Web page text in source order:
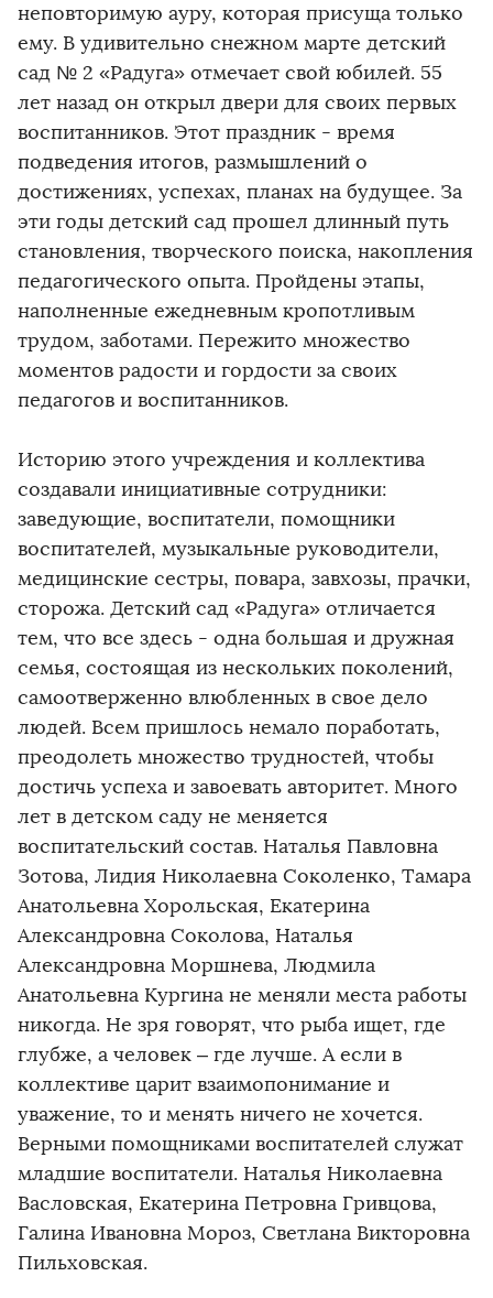
неповторимую ауру, которая присуща только
ему. В удивительно снежном марте детский
сад № 2 «Радуга» отмечает свой юбилей. 55
лет назад он открыл двери для своих первых
воспитанников. Этот праздник - время
подведения итогов, размышлений о
достижениях, успехах, планах на будущее. За
эти годы детский сад прошел длинный путь
становления, творческого поиска, накопления
педагогического опыта. Пройдены этапы,
наполненные ежедневным кропотливым
трудом, заботами. Пережито множество
моментов радости и гордости за своих
педагогов и воспитанников.
Историю этого учреждения и коллектива
создавали инициативные сотрудники:
заведующие, воспитатели, помощники
воспитателей, музыкальные руководители,
медицинские сестры, повара, завхозы, прачки,
сторожа. Детский сад «Радуга» отличается
тем, что все здесь - одна большая и дружная
семья, состоящая из нескольких поколений,
самоотверженно влюбленных в свое дело
людей. Всем пришлось немало поработать,
преодолеть множество трудностей, чтобы
достичь успеха и завоевать авторитет. Много
лет в детском саду не меняется
воспитательский состав. Наталья Павловна
Зотова, Лидия Николаевна Соколенко, Тамара
Анатольевна Хорольская, Екатерина
Александровна Соколова, Наталья
Александровна Моршнева, Людмила
Анатольевна Кургина не меняли места работы
никогда. Не зря говорят, что рыба ищет, где
глубже, а человек – где лучше. А если в
коллективе царит взаимопонимание и
уважение, то и менять ничего не хочется.
Верными помощниками воспитателей служат
младшие воспитатели. Наталья Николаевна
Васловская, Екатерина Петровна Гривцова,
Галина Ивановна Мороз, Светлана Викторовна
Пильховская.